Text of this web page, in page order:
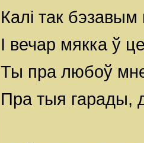
Калі так
І вечар мякка ў
Ты пра любоў
Пра тыя гарады,